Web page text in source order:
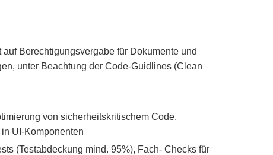
Berechtigungsvergabe für Dokumente und
unter Beachtung der Code-Guidlines (Clean
von sicherheitskritischem Code,
UI-Komponenten
(Testabdeckung mind. 95%), Fach- Checks für